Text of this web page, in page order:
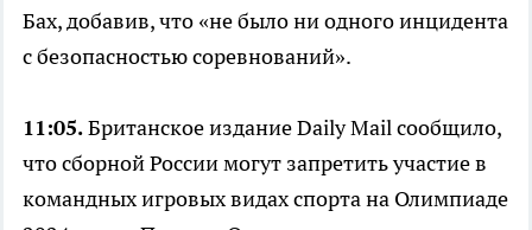
Бах, добавив, что «не было ни одного инцидента
с безопасностью соревнований».
11:05.Британское издание Daily Mail сообщило,
что сборной России могут запретить участие в
командных игровых видах спорта на Олимпиаде